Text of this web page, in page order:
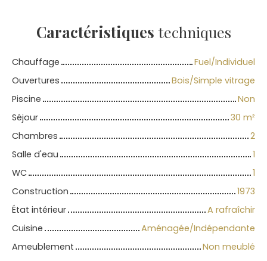
Caractéristiques techniques
Chauffage
Fuel/Individuel
Ouvertures
Bois/Simple vitrage
Piscine
Non
Séjour
30 m²
Chambres
2
Salle d'eau
1
WC
1
Construction
1973
État intérieur
A rafraîchir
Cuisine
Aménagée/Indépendante
Ameublement
Non meublé